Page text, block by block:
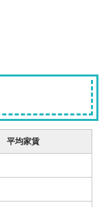
平均家賃